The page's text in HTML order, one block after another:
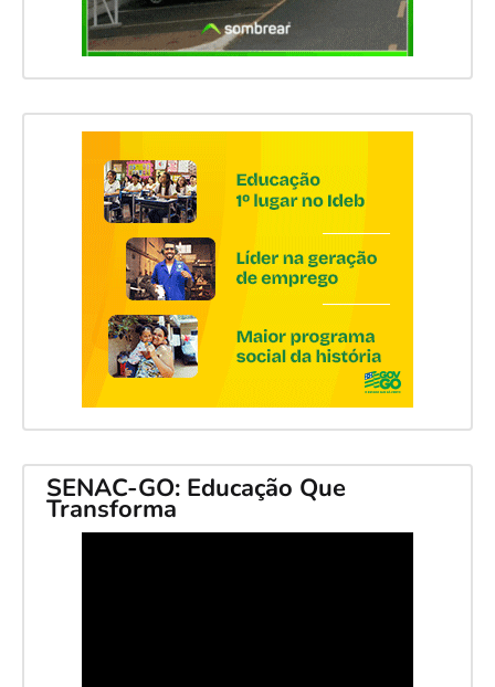
SENAC-GO: Educação Que
Transforma